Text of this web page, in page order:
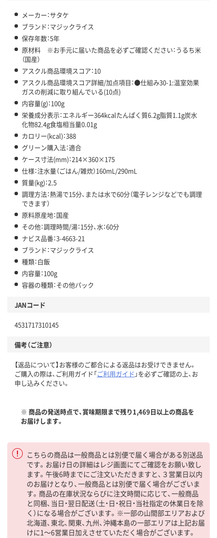
メーカー：サタケ
ブランド：マジックライス
保存年数：5年
原材料 ※お手元に届いた商品を必ずご確認ください：うるち米
（国産）
アスクル商品環境スコア：10
アスクル商品環境スコア詳細/加点項目：●仕組み30-1:温室効果
ガスの削減に取り組んでいる(10点)
内容量(g)：100g
栄養成分表示：エネルギー364kcalたんぱく質6.2g脂質1.1g炭水
化物82.4g食塩相当量0.01g
カロリー(kcal)：388
グリーン購入法：適合
ケース寸法(mm)：214×360×175
仕様：注水量（ごはん/雑炊）160mL/290mL
質量(kg)：2.5
調理方法：熱湯で15分、または水で60分（電子レンジなどでも調理
できます）
原料原産地：国産
その他：調理時間/湯：15分、水：60分
ナビス品番：3-4663-21
ブランド：マジックライス
種類：白飯
内容量：100g
容器の種類：その他パック
JANコード
4531717310145
備考（ご注意）
【返品について】お客様のご都合による返品はお受けできません。
ご購入の際は、ご利用ガイド「ご利用ガイド 」を必ずご確認の上、お
申し込みください。
※ 商品の発送時点で、賞味期限まで残り1,469日以上の商品を
お届けします。
こちらの商品は一般商品とは別便で届く場合がある別送品
です。お届け日の詳細はレジ画面にてご確認をお願い致し
ます。午後6時までにご注文いただきますと、３営業日以内
のお届けとなり、一般商品とは別便で届く場合がございま
す。商品の在庫状況ならびに注文時間に応じて、一般商品
と同梱、当日・翌日配送（土・日・祝日・当社指定の休業日を除
く）になる場合がございます。※一部の山間部エリアおよび
北海道、東北、関東、九州、沖縄本島の一部エリアは上記お届
けに1～6営業日加えさせていただく場合がございます。